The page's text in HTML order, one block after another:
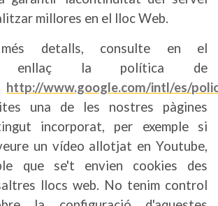
millores en el lloc Web.
detalls, consulte en el
enllaç la política de
http://www.google.com/intl/es/
una de les nostres pàgines
incorporat, per exemple si
un vídeo allotjat en Youtube,
que se't envien cookies des
llocs web. No tenim control